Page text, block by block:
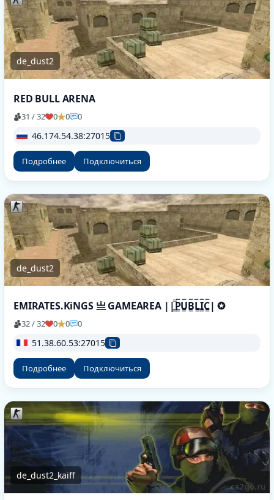
de_dust2
RED BULL ARENA
31 / 32 0 0 0
46.174.54.38:27015
Подробнее Подключиться
de_dust2
EMIRATES.KiNGS 亗 GAMEAREA ||͇̿P͇̿U͇̿B͇̿L͇̿I͇̿C͇̿| ✪
32 / 32 0 0 0
51.38.60.53:27015
Подробнее Подключиться
de_dust2_kaiff